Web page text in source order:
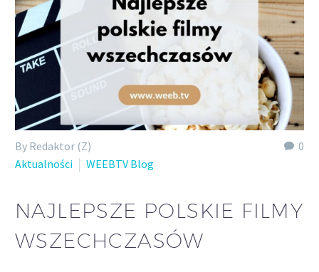
0
By Redaktor (Z)
Aktualności
WEEBTV Blog
NAJLEPSZE POLSKIE FILMY
WSZECHCZASÓW